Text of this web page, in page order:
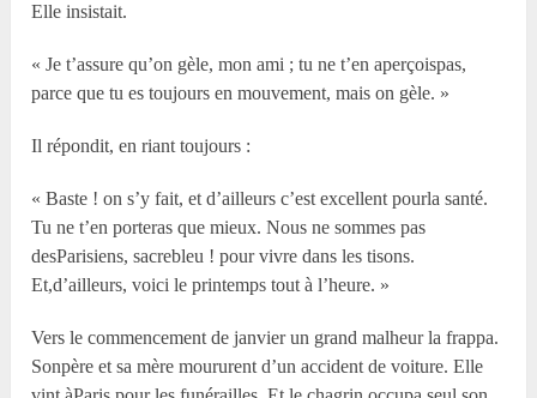
Elle insistait.
« Je t’assure qu’on gèle, mon ami ; tu ne t’en aperçoispas,
parce que tu es toujours en mouvement, mais on gèle. »
Il répondit, en riant toujours :
« Baste ! on s’y fait, et d’ailleurs c’est excellent pourla santé.
Tu ne t’en porteras que mieux. Nous ne sommes pas
desParisiens, sacrebleu ! pour vivre dans les tisons.
Et,d’ailleurs, voici le printemps tout à l’heure. »
Vers le commencement de janvier un grand malheur la frappa.
Sonpère et sa mère moururent d’un accident de voiture. Elle